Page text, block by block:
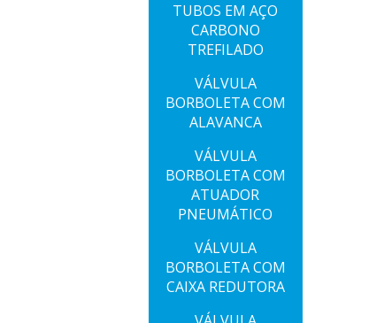
TUBOS EM AÇO
CARBONO
TREFILADO
VÁLVULA
BORBOLETA COM
ALAVANCA
VÁLVULA
BORBOLETA COM
ATUADOR
PNEUMÁTICO
VÁLVULA
BORBOLETA COM
CAIXA REDUTORA